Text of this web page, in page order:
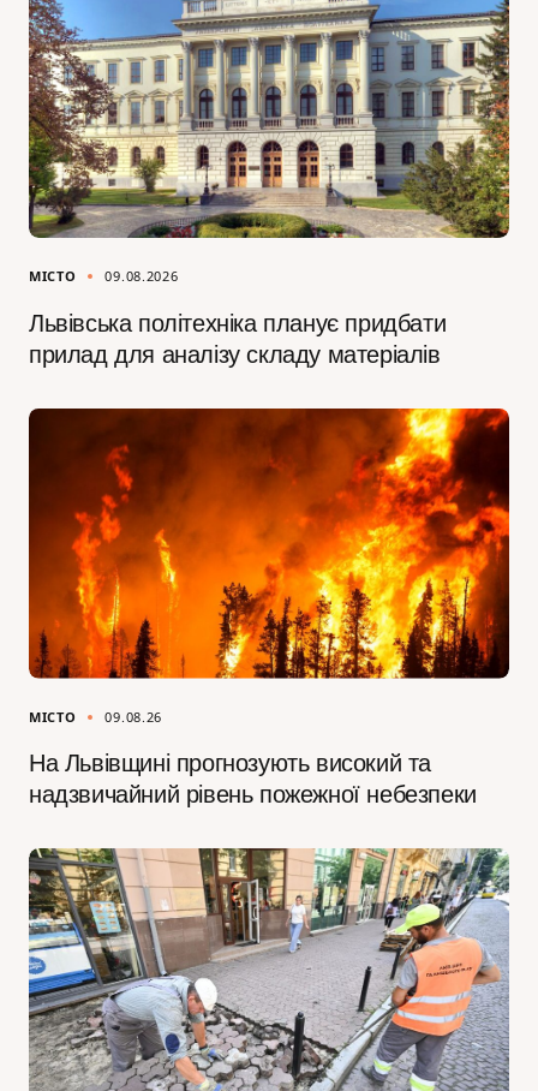
МІСТО 09.08.2026
Львівська політехніка планує придбати
прилад для аналізу складу матеріалів
МІСТО 09.08.26
На Львівщині прогнозують високий та
надзвичайний рівень пожежної небезпеки